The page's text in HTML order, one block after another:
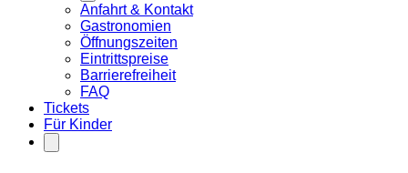
Anfahrt & Kontakt
Gastronomien
Öffnungszeiten
Eintrittspreise
Barrierefreiheit
FAQ
Tickets
Für Kinder